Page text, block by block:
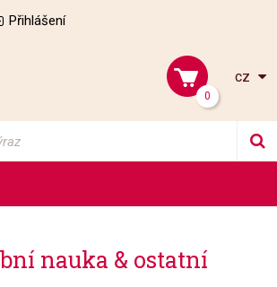
Přihlášení
0
cz
nauka & ostatní